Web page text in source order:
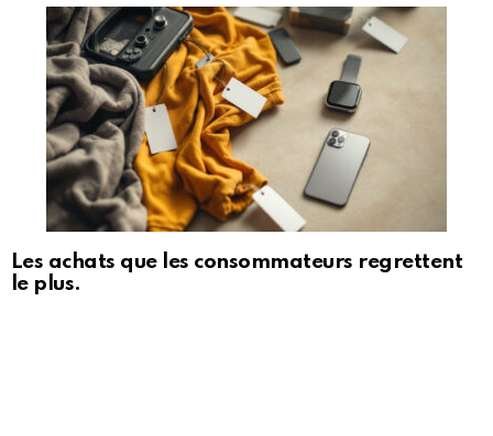
Les achats que les consommateurs regrettent
le plus.